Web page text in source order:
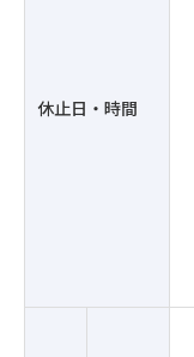
休止日・時間